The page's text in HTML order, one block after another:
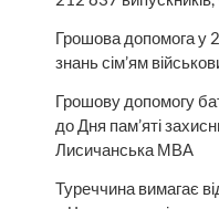
Грошова допомога у
знань сім’ям
Грошову допомогу
до Дня пам’яті
Лисичанська МВА
Туреччина вимагає